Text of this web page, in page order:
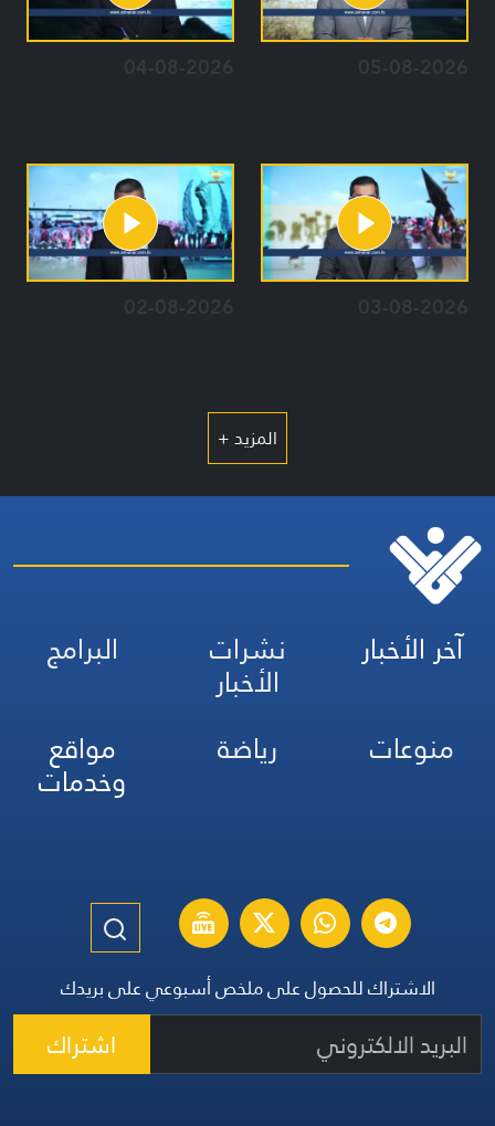
05-08-2026
04-08-2026
03-08-2026
02-08-2026
المزيد +
آخر الأخبار نشرات
الأخبار
البرامج
منوعات
رياضة مواقع
وخدمات
الاشتراك للحصول على ملخص أسبوعي على بريدك
اشتراك